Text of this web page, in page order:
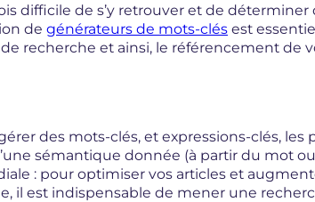
difficile de s’y retrouver et de
de générateurs de mots-clés est
recherche et ainsi, le référencement de
des mots-clés, et expressions-clés, les
sémantique donnée (à partir du mot
: pour optimiser vos articles et
il est indispensable de mener une